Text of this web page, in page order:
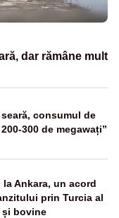
dar rămâne mult
consumul de
300 de megawați”
la Ankara, un acord
prin Turcia al
și bovine